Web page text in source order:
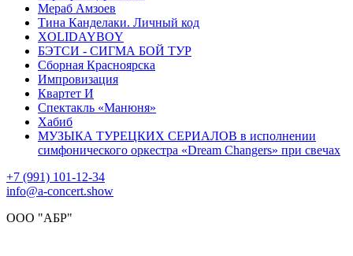
Мераб Амзоев
Тина Канделаки. Личный код
XOLIDAYBOY
БЭТСИ - СИГМА БОЙ ТУР
Сборная Красноярска
Импровизация
Квартет И
Спектакль «Манюня»
Хабиб
МУЗЫКА ТУРЕЦКИХ СЕРИАЛОВ в исполнении
симфонического оркестра «Dream Changers» при свечах
+7 (991) 101-12-34
info@a-concert.show
ООО "АБР"